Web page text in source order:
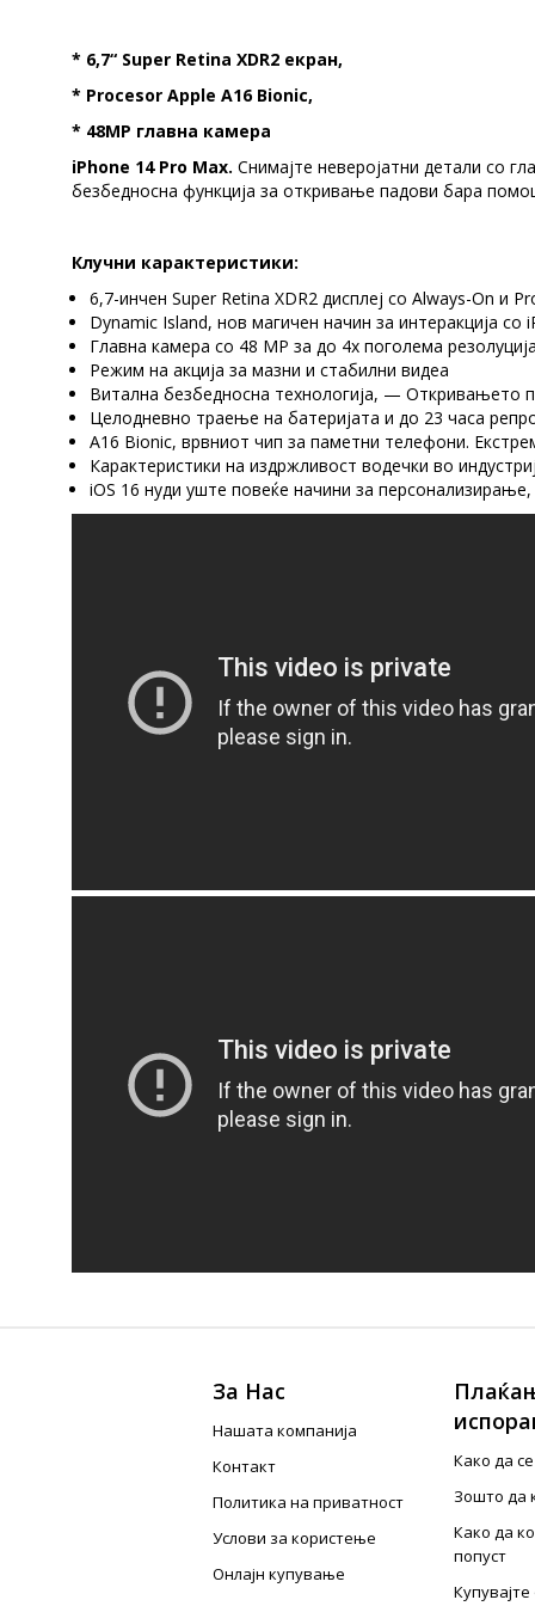
* 6,7“ Super Retina XDR2 екран,
* Procesor Apple A16 Bionic,
* 48MP главна камера
iPhone 14 Pro Max. Снимајте неверојатни детали со
безбедносна функција за откривање падови бара
Клучни карактеристики:
6,7-инчен Super Retina XDR2 дисплеј со Always-On и
Dynamic Island, нов магичен начин за интеракција со
Главна камера со 48 MP за до 4x поголема
Режим на акција за мазни и стабилни видеа
Витална безбедносна технологија, — Откривањето
Целодневно траење на батеријата и до 23 часа
A16 Bionic, врвниот чип за паметни телефони.
Карактеристики на издржливост водечки во
iOS 16 нуди уште повеќе начини за
За Нас
Нашата компанија
Контакт
Политика на приватност
Услови за користење
Онлајн купување
Како да
Зошто да
Како да
попуст